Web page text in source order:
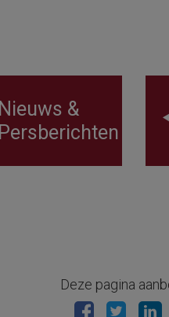
Nieuws &
Persberichten
Deze pagina